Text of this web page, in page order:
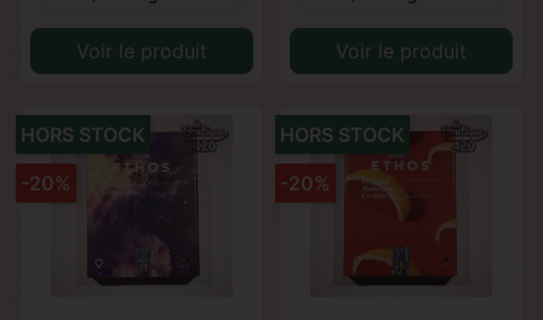
Voir le produit Voir le produit
HORS STOCK
-20%
HORS STOCK
-20%